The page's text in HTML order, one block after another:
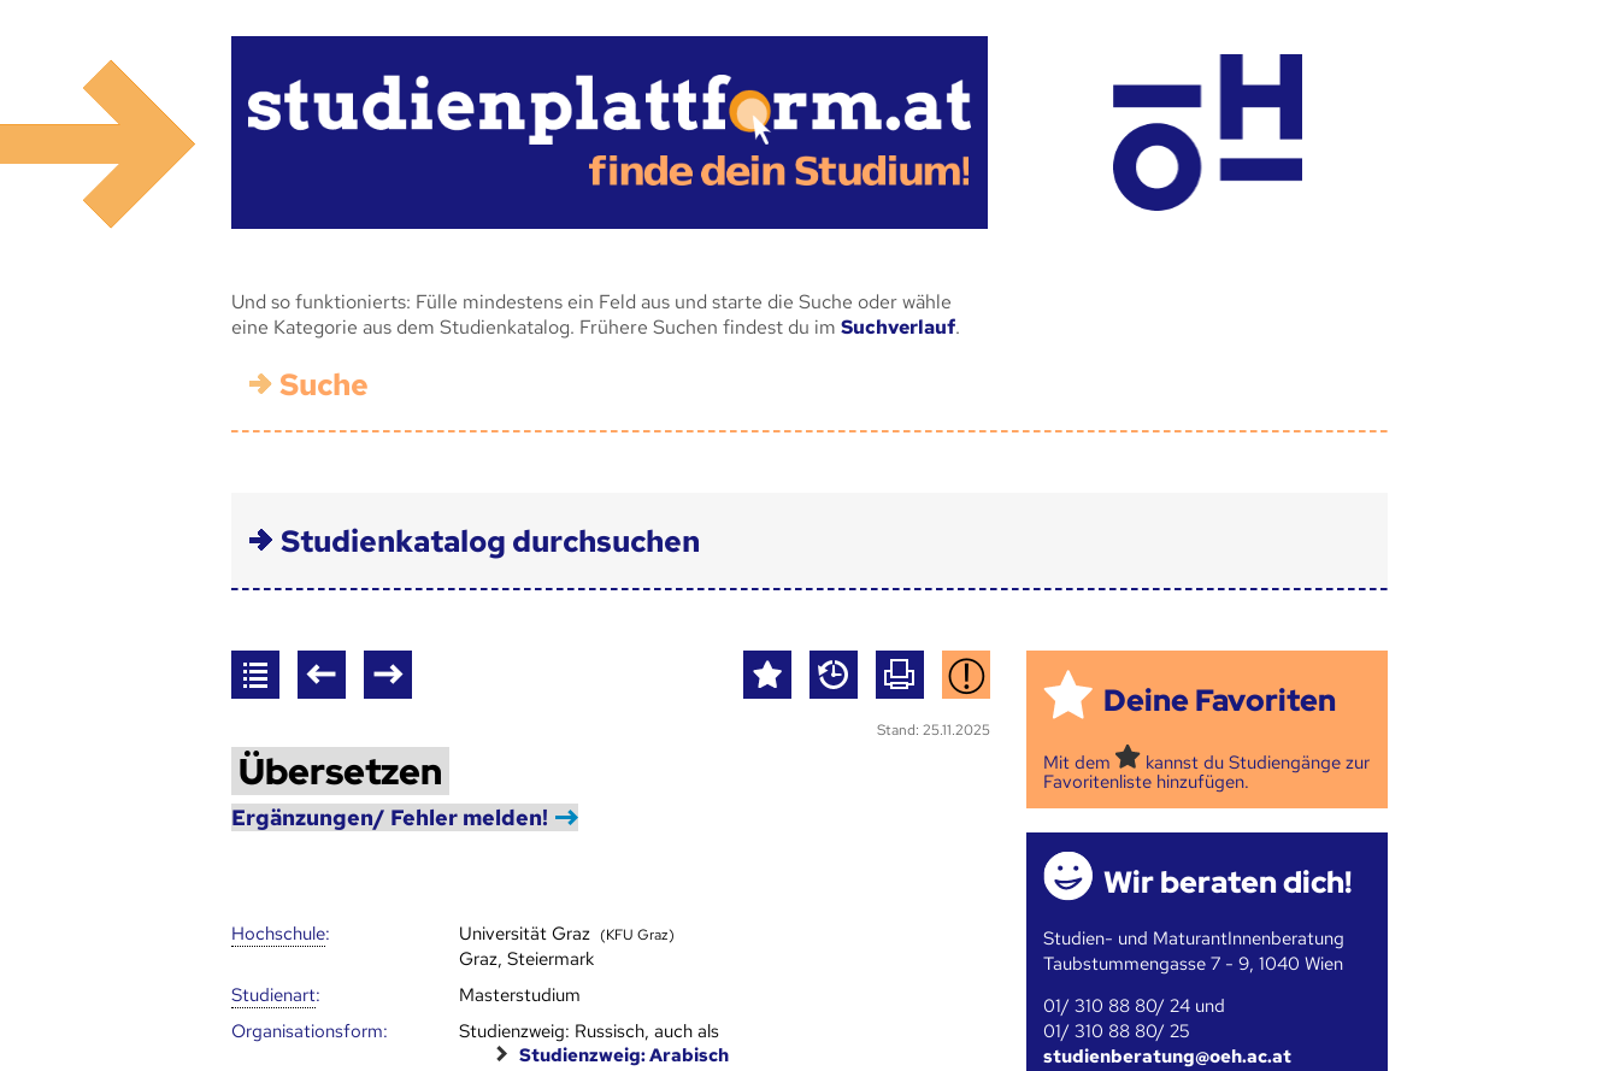
Und so funktionierts: Fülle mindestens ein Feld aus und starte die Suche oder wähle
eine Kategorie aus dem Studienkatalog. Frühere Suchen findest du im Suchverlauf.
Suche
Studienkatalog durchsuchen
Stand: 25.11.2025
Übersetzen
Ergänzungen/ Fehler melden!
Hoch­schule: Universität Graz (KFU Graz)
Graz, Steiermark
Studienart:
Masterstudium
Organisationsform:
Studienzweig: Russisch, auch als
Studienzweig: Arabisch
Deine Favoriten
Mit dem
kannst du Studiengänge zur
Favoritenliste hinzufügen.
Wir beraten dich!
Studien- und MaturantInnenberatung
Taubstummengasse 7 - 9, 1040 Wien
01/ 310 88 80/ 24 und
01/ 310 88 80/ 25
studienberatung@oeh.ac.at